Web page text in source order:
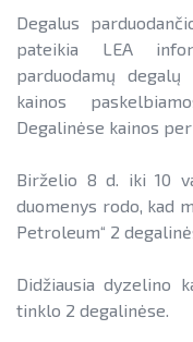
AEI
AIE
Degalų
Kelių
LIFE IP
PA
EVE
Degalus
pateikia LEA
parduodamų
kainos
Degalinėse kainos
Birželio 8 d. iki 10
duomenys rodo, kad
Petroleum“ 2
Didžiausia dyzelino
tinklo 2 degalinėse.